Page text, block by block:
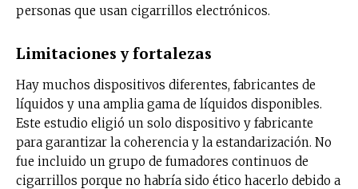
personas que usan cigarrillos electrónicos.
Limitaciones y fortalezas
Hay muchos dispositivos diferentes, fabricantes de
líquidos y una amplia gama de líquidos disponibles.
Este estudio eligió un solo dispositivo y fabricante
para garantizar la coherencia y la estandarización. No
fue incluido un grupo de fumadores continuos de
cigarrillos porque no habría sido ético hacerlo debido a